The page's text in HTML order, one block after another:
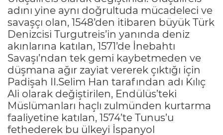
adını yine aynı doğrultuda mücadeleci ve
savaşçı olan, 1548’den itibaren büyük Türk
Denizcisi Turgutreis’in yanında deniz
akınlarına katılan, 1571’de İnebahtı
Savaşı’ndan tek gemi kaybetmeden ve
düşmana ağır zayiat vererek çıktığı için
Padişah II.Selim Han tarafından adı Kılıç
Ali olarak değiştirilen, Endülüs’teki
Müslümanları haçlı zulmünden kurtarma
faaliyetine katılan, 1574’te Tunus’u
fethederek bu ülkeyi İspanyol